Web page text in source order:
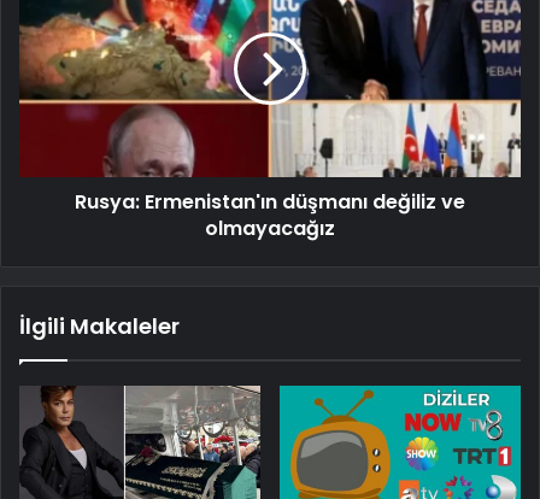
Rusya: Ermenistan'ın düşmanı değiliz ve
olmayacağız
İlgili Makaleler